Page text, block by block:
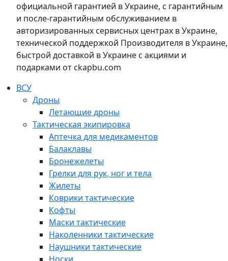
официальной гарантией в Украине, с гарантийным
и после-гарантийным обслуживанием в
авторизированных сервисных центрах в Украине,
технической поддержкой Производителя в Украине,
быстрой доставкой в Украине с акциями и
подарками от ckapbu.com
ВСУ
Дроны
Летающие дроны
Тактическая экипировка
Аптечка для медикаментов
Балаклавы
Бронежелеты
Грелки для рук, ног и тела
Жилеты
Коврики тактические
Кофты
Маски тактические
Наколенники тактические
Наушники тактические